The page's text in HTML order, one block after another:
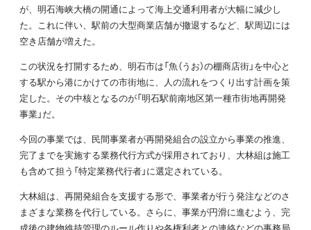
が、明石海峡大橋の開通によって海上交通利用者が大幅に減少し
た。これに伴い、駅前の大型商業店舗が撤退するなど、駅周辺には
空き店舗が増えた。
この状況を打開するため、明石市は「魚（うお）の棚商店街」を中心と
する駅から港にかけての市街地に、人の流れをつくり出す計画を策
定した。その中核となるのが「明石駅前南地区第一種市街地再開発
事業」だ。
今回の事業では、民間事業者が再開発組合の設立から事業の推進、
完了までを実施する業務代行方式が採用されており、大林組は施工
も含めて担う「特定業務代行者」に選定されている。
大林組は、再開発組合を支援する形で、事業者が行う発注などのさ
まざまな業務を代行している。さらに、事業が円滑に進むよう、完